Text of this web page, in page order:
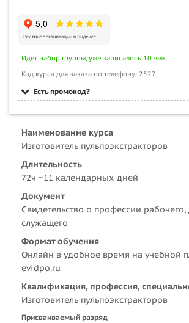
Идет набор группы, уже записалось 10 чел.
Код курса для заказа по телефону: 2527
Есть промокод?
Наименование курса
Изготовитель пульпоэкстракторов
Длительность
72ч ~11 календарных дней
Документ
Свидетельство о профессии
служащего
Формат обучения
Онлайн в удобное время на учебной
evidpo.ru
Квалификация, профессия,
Изготовитель пульпоэкстракторов
Присваиваемый разряд